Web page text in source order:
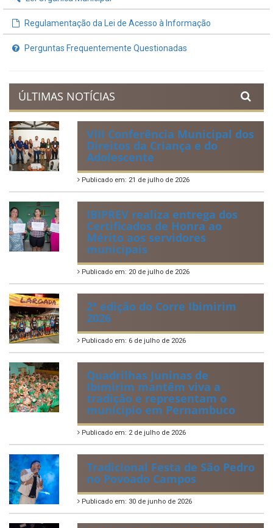
Regulamentação da Lei de Acesso à Informação
Perguntas Frequentemente Questionadas
ÚLTIMAS NOTÍCIAS
VIII Conferência Municipal dos
Direitos da Criança e do
Adolescente
Publicado em: 21 de julho de 2026
IBIPREV realiza entrega dos
Certificados de Honra ao
Mérito aos servidores
municipais
Publicado em: 20 de julho de 2026
2ª edição do Corre Ibimirim
2026
Publicado em: 6 de julho de 2026
Quadrilhas Juninas de
Ibimirim mantêm viva a
tradição e representam o
munícipio em Pernambuco
Publicado em: 2 de julho de 2026
Tradicional Festa de São Pedro
no Povoado Campos
Publicado em: 30 de junho de 2026